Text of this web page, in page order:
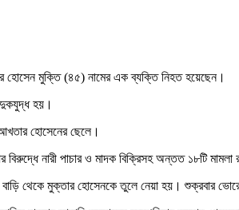
হোসেন মুক্তি (৪৫) নামের এক ব্যক্তি নিহত হয়েছেন।
হয়।
হোসেনের ছেলে।
বিরুদ্ধে নারী পাচার ও মাদক বিক্রিসহ অন্তত ১৮টি মামলা
বাড়ি থেকে মুক্তার হোসেনকে তুলে নেয়া হয়। শুক্রবার